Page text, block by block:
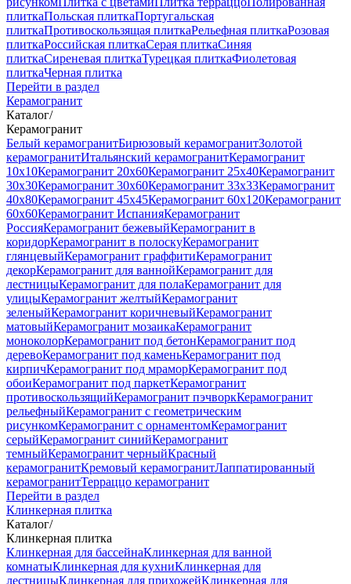
плиткаПольская плиткаПортугальская
плиткаПротивоскользящая плиткаРельефная плиткаРозовая
плиткаРоссийская плиткаСерая плиткаСиняя
плиткаСиреневая плиткаТурецкая плиткаФиолетовая
плиткаЧерная плитка
Перейти в раздел
Керамогранит
Каталог/
Керамогранит
Белый керамогранитБирюзовый керамогранитЗолотой
керамогранитИтальянский керамогранитКерамогранит
10x10Керамогранит 20x60Керамогранит 25x40Керамогранит
30x30Керамогранит 30x60Керамогранит 33x33Керамогранит
40x80Керамогранит 45x45Керамогранит 60x120Керамогранит
60x60Керамогранит ИспанияКерамогранит
РоссияКерамогранит бежевыйКерамогранит в
коридорКерамогранит в полоскуКерамогранит
глянцевыйКерамогранит граффитиКерамогранит
декорКерамогранит для ваннойКерамогранит для
лестницыКерамогранит для полаКерамогранит для
улицыКерамогранит желтыйКерамогранит
зеленыйКерамогранит коричневыйКерамогранит
матовыйКерамогранит мозаикаКерамогранит
моноколорКерамогранит под бетонКерамогранит под
деревоКерамогранит под каменьКерамогранит под
кирпичКерамогранит под мраморКерамогранит под
обоиКерамогранит под паркетКерамогранит
противоскользящийКерамогранит пэчворкКерамогранит
рельефныйКерамогранит с геометрическим
рисункомКерамогранит с орнаментомКерамогранит
серыйКерамогранит синийКерамогранит
темныйКерамогранит черныйКрасный
керамогранитКремовый керамогранитЛаппатированный
керамогранитТерраццо керамогранит
Перейти в раздел
Клинкерная плитка
Каталог/
Клинкерная плитка
Клинкерная для бассейнаКлинкерная для ванной
комнатыКлинкерная для кухниКлинкерная для
лестницыКлинкерная для прихожейКлинкерная для